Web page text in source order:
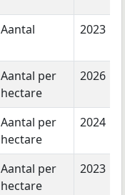
Aantal 2023
Aantal per
hectare
2026
Aantal per
hectare
2024
Aantal per
hectare
2023